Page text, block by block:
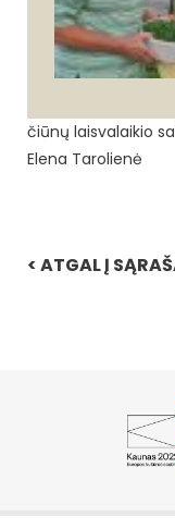
čiūnų laisvalaikio
Elena Tarolienė
< ATGAL Į